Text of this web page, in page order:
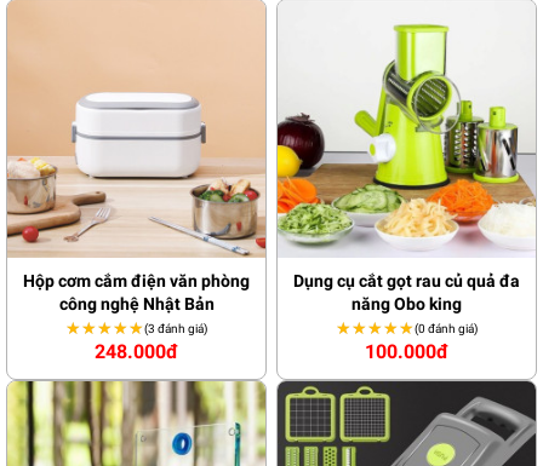
Hộp cơm cắm điện văn phòng
công nghệ Nhật Bản
★★★★★
★★★★★(3 đánh giá)
248.000đ
Dụng cụ cắt gọt rau củ quả đa
năng Obo king
★★★★★
★★★★★(0 đánh giá)
100.000đ